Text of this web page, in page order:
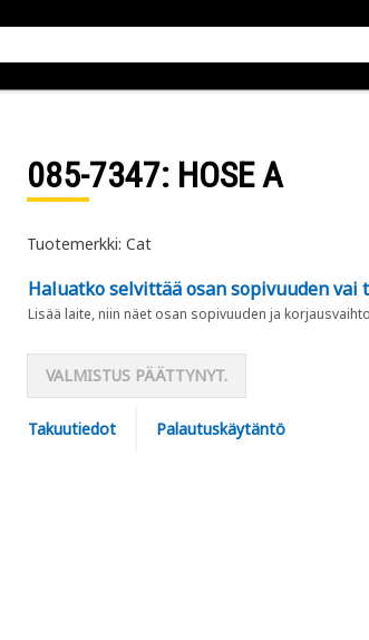
085-7347: HOSE A
Tuotemerkki: Cat
Haluatko selvittää osan sopivuuden
Lisää laite, niin näet osan sopivuuden ja
VALMISTUS PÄÄTTYNYT.
Takuutiedot Palautuskäytäntö